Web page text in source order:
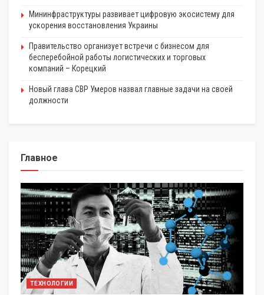
Мининфраструктуры развивает цифровую экосистему для
ускорения восстановления Украины
Правительство организует встречи с бизнесом для
бесперебойной работы логистических и торговых
компаний – Корецкий
Новый глава СВР Умеров назвал главные задачи на своей
должности
Главное
ТЕХНОЛОГИИ